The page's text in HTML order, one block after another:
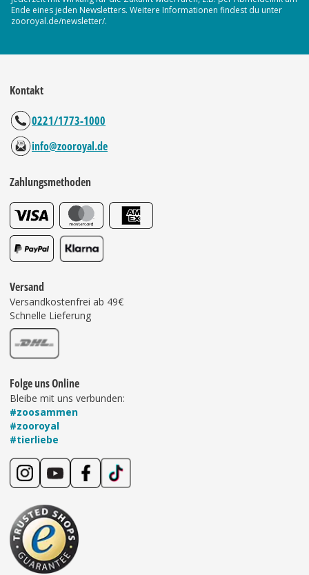
Ende eines jeden Newsletters. Weitere Informationen findest du unter
zooroyal.de/newsletter/.
Kontakt
0221/1773-1000
info@zooroyal.de
Zahlungsmethoden
Versand
Versandkostenfrei ab 49€
Schnelle Lieferung
Folge uns Online
Bleibe mit uns verbunden:
#zoosammen
#zooroyal
#tierliebe